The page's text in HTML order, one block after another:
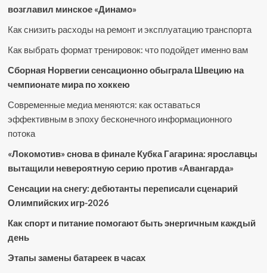
возглавил минское «Динамо»
Как снизить расходы на ремонт и эксплуатацию транспорта
Как выбрать формат тренировок: что подойдет именно вам
Сборная Норвегии сенсационно обыграла Швецию на
чемпионате мира по хоккею
Современные медиа меняются: как оставаться
эффективным в эпоху бесконечного информационного
потока
«Локомотив» снова в финале Кубка Гагарина: ярославцы
вытащили невероятную серию против «Авангарда»
Сенсации на снегу: дебютанты переписали сценарий
Олимпийских игр-2026
Как спорт и питание помогают быть энергичным каждый
день
Этапы замены батареек в часах